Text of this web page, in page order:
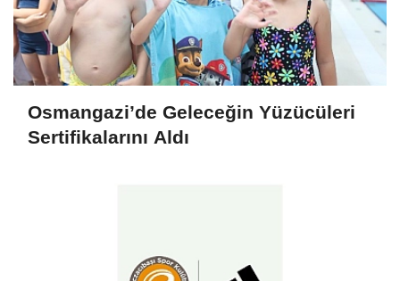
Osmangazi’de Geleceğin Yüzücüleri
Sertifikalarını Aldı